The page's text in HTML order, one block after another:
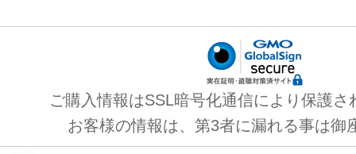
ご購入情報はSSL暗号化通信により保護さ
お客様の情報は、第3者に漏れる事は御